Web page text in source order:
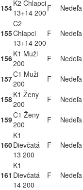
154K2 Chlapci
13+14 200 F Nedeľa
155
C2
Chlapci
13+14 200
F Nedeľa
156K1 Muži
200
F Nedeľa
157C1 Muži
200
F Nedeľa
158K1 Ženy
200
F Nedeľa
159C1 Ženy
200
F Nedeľa
160
K1
Dievčatá
13 200
F Nedeľa
161
K1
Dievčatá
14 200
F Nedeľa